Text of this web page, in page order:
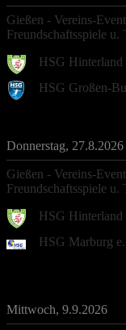
Gießen - Vereins-
Freundschaftsspiele u.
HSG Hinterland
HSG Großen-
Donnerstag, 27.8.2026
Gießen - Vereins-
Freundschaftsspiele u.
HSG Hinterland
HSG Marburg
Mittwoch, 9.9.2026